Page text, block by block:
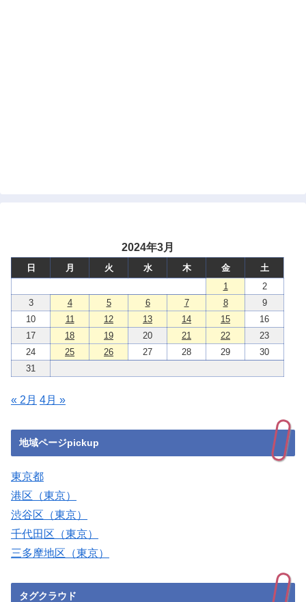
2024年3月
日 月 火 水 木 金
土
1
2
3
4 5 6 7 8
9
10
11 12 13 14 15
16
17
18 19 20 21 22
23
24
25 26 27 28 29
30
31
« 2月 4月 »
地域ページpickup
東京都
港区（東京）
渋谷区（東京）
千代田区（東京）
三多摩地区（東京）
タグクラウド